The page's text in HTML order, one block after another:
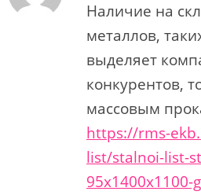
Наличие на
металлов,
выделяет
конкурентов,
массовым
https://rms-
list/stalnoi-list-
95x1400x1100-